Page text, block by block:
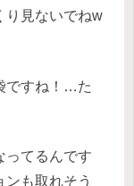
り見ないでねw
ですね！…た
ってるんです
も取れそう